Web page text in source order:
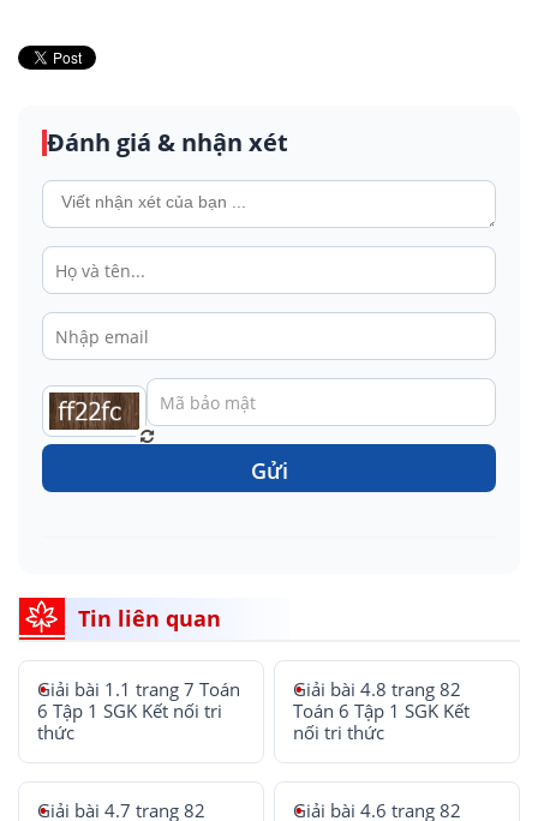
Đánh giá & nhận xét
Gửi
Tin liên quan
Giải bài 1.1 trang 7 Toán
6 Tập 1 SGK Kết nối tri
thức
Giải bài 4.8 trang 82
Toán 6 Tập 1 SGK Kết
nối tri thức
Giải bài 4.7 trang 82
Giải bài 4.6 trang 82